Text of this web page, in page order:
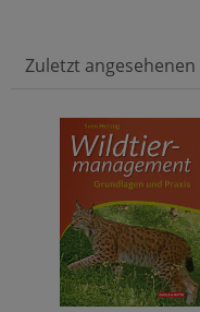
Zuletzt